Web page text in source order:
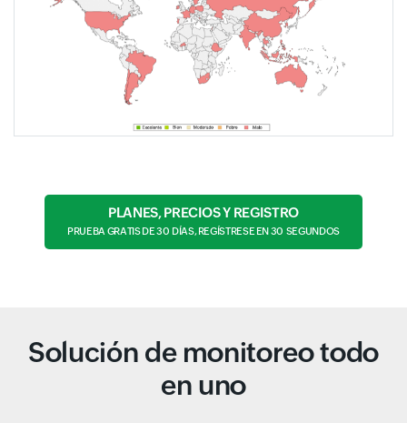
PLANES, PRECIOS Y REGISTRO
PRUEBA GRATIS DE 30 DÍAS, REGÍSTRESE EN 30 SEGUNDOS
Solución de monitoreo todo
en uno